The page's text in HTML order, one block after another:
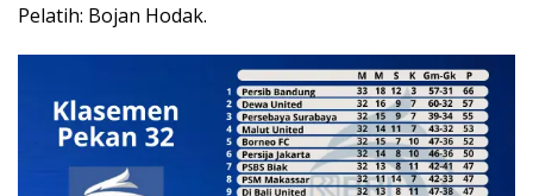
Pelatih: Bojan Hodak.